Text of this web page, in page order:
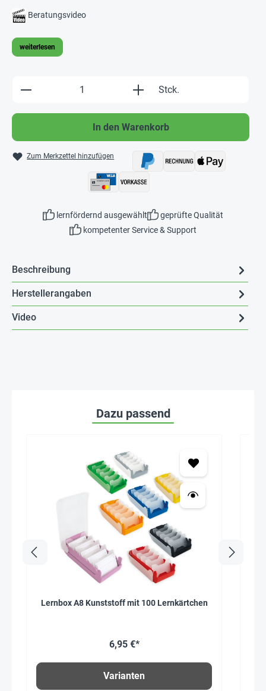
Beratungsvideo
weiterlesen
Produkt Anzahl: Gib den gewünschten
Stck.
In den Warenkorb
Zum Merkzettel hinzufügen
lernfördernd ausgewählt
geprüfte Qualität
kompetenter Service & Support
Beschreibung
Herstellerangaben
Video
Dazu passend
Lernbox A8 Kunststoff mit 100 Lernkärtchen
6,95 €*
Varianten